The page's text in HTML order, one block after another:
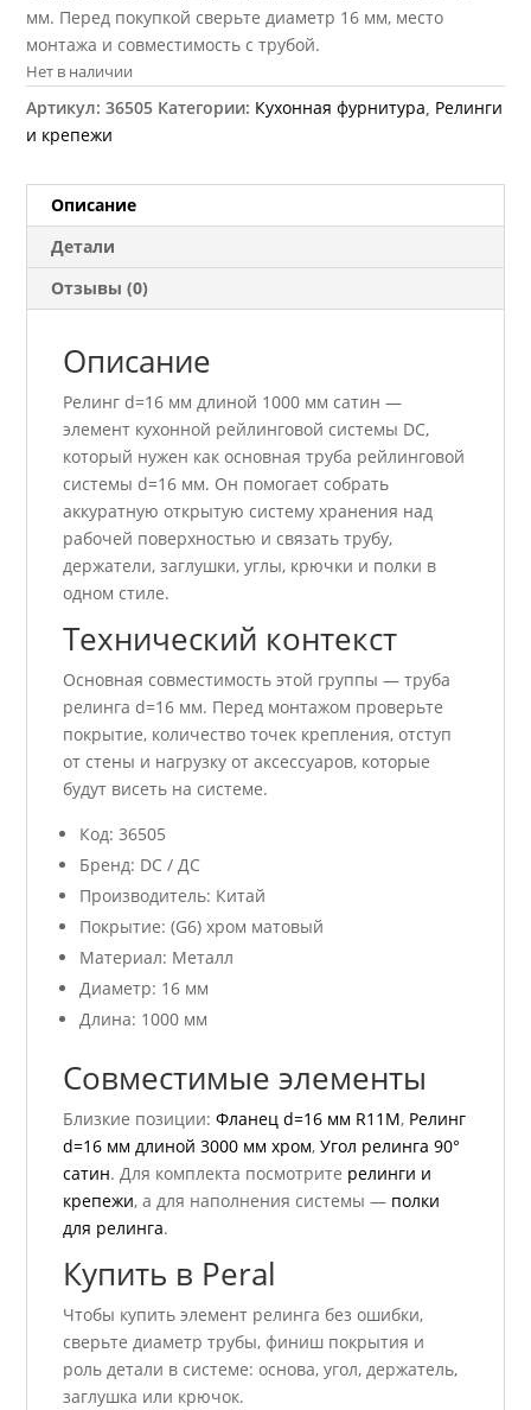
мм. Перед покупкой сверьте диаметр 16 мм, место
монтажа и совместимость с трубой.
Нет в наличии
Артикул:36505 Категории: Кухонная фурнитура, Релинги
и крепежи
Описание
Детали
Отзывы (0)
Описание
Релинг d=16 мм длиной 1000 мм сатин —
элемент кухонной рейлинговой системы DC,
который нужен как основная труба рейлинговой
системы d=16 мм. Он помогает собрать
аккуратную открытую систему хранения над
рабочей поверхностью и связать трубу,
держатели, заглушки, углы, крючки и полки в
одном стиле.
Технический контекст
Основная совместимость этой группы — труба
релинга d=16 мм. Перед монтажом проверьте
покрытие, количество точек крепления, отступ
от стены и нагрузку от аксессуаров, которые
будут висеть на системе.
Код: 36505
Бренд: DC / ДС
Производитель: Китай
Покрытие: (G6) хром матовый
Материал: Металл
Диаметр: 16 мм
Длина: 1000 мм
Совместимые элементы
Близкие позиции:Фланец d=16 мм R11M, Релинг
d=16 мм длиной 3000 мм хром,Угол релинга 90°
сатин. Для комплекта посмотрите релинги и
крепежи, а для наполнения системы — полки
для релинга.
Купить в Peral
Чтобы купить элемент релинга без ошибки,
сверьте диаметр трубы, финиш покрытия и
роль детали в системе: основа, угол, держатель,
заглушка или крючок.